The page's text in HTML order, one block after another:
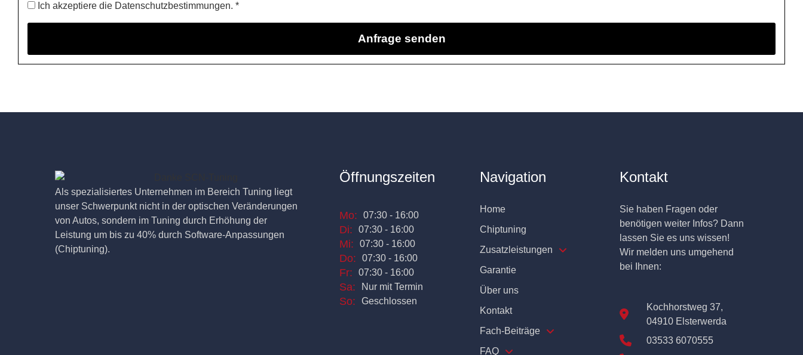
Ich akzeptiere die Datenschutzbestimmungen. *
Als spezialisiertes Unternehmen im Bereich Tuning liegt
unser Schwerpunkt nicht in der optischen Veränderungen
von Autos, sondern im Tuning durch Erhöhung der
Leistung um bis zu 40% durch Software-Anpassungen
(Chiptuning).
Öffnungszeiten
Mo: 07:30 - 16:00
Di: 07:30 - 16:00
Mi: 07:30 - 16:00
Do: 07:30 - 16:00
Fr: 07:30 - 16:00
Sa: Nur mit Termin
So: Geschlossen
Navigation
Home
Chiptuning
Zusatzleistungen
Garantie
Über uns
Kontakt
Fach-Beiträge
FAQ
Kontakt
Sie haben Fragen oder
benötigen weiter Infos? Dann
lassen Sie es uns wissen!
Wir melden uns umgehend
bei Ihnen:
Kochhorstweg 37,
04910 Elsterwerda
03533 6070555